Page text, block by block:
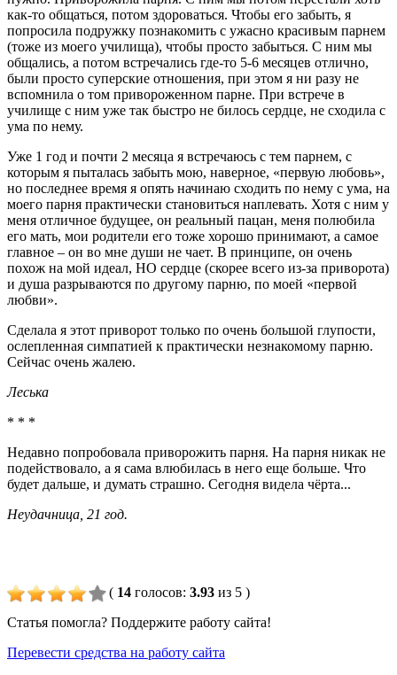
как-то общаться, потом здороваться. Чтобы его забыть, я
попросила подружку познакомить с ужасно красивым парнем
(тоже из моего училища), чтобы просто забыться. С ним мы
общались, а потом встречались где-то 5-6 месяцев отлично,
были просто суперские отношения, при этом я ни разу не
вспомнила о том привороженном парне. При встрече в
училище с ним уже так быстро не билось сердце, не сходила с
ума по нему.
Уже 1 год и почти 2 месяца я встречаюсь с тем парнем, с
которым я пыталась забыть мою, наверное, «первую любовь»,
но последнее время я опять начинаю сходить по нему с ума, на
моего парня практически становиться наплевать. Хотя с ним у
меня отличное будущее, он реальный пацан, меня полюбила
его мать, мои родители его тоже хорошо принимают, а самое
главное – он во мне души не чает. В принципе, он очень
похож на мой идеал, НО сердце (скорее всего из-за приворота)
и душа разрываются по другому парню, по моей «первой
любви».
Сделала я этот приворот только по очень большой глупости,
ослепленная симпатией к практически незнакомому парню.
Сейчас очень жалею.
Леська
* * *
Недавно попробовала приворожить парня. На парня никак не
подействовало, а я сама влюбилась в него еще больше. Что
будет дальше, и думать страшно. Сегодня видела чёрта...
Неудачница, 21 год.
( 14 голосов: 3.93 из 5 )
Статья помогла? Поддержите работу сайта!
Перевести средства на работу сайта